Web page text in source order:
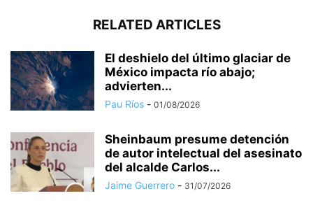
RELATED ARTICLES
El deshielo del último glaciar de
México impacta río abajo;
advierten...
Pau Ríos - 01/08/2026
Sheinbaum presume detención
de autor intelectual del asesinato
del alcalde Carlos...
Jaime Guerrero - 31/07/2026